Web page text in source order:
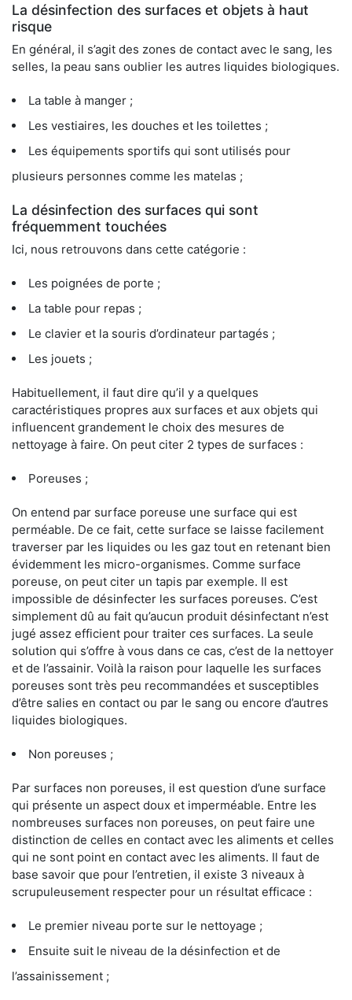
La désinfection des surfaces et objets à haut
risque
En général, il s’agit des zones de contact avec le sang, les
selles, la peau sans oublier les autres liquides biologiques.
La table à manger ;
Les vestiaires, les douches et les toilettes ;
Les équipements sportifs qui sont utilisés pour
plusieurs personnes comme les matelas ;
La désinfection des surfaces qui sont
fréquemment touchées
Ici, nous retrouvons dans cette catégorie :
Les poignées de porte ;
La table pour repas ;
Le clavier et la souris d’ordinateur partagés ;
Les jouets ;
Habituellement, il faut dire qu’il y a quelques
caractéristiques propres aux surfaces et aux objets qui
influencent grandement le choix des mesures de
nettoyage à faire. On peut citer 2 types de surfaces :
Poreuses ;
On entend par surface poreuse une surface qui est
perméable. De ce fait, cette surface se laisse facilement
traverser par les liquides ou les gaz tout en retenant bien
évidemment les micro-organismes. Comme surface
poreuse, on peut citer un tapis par exemple. Il est
impossible de désinfecter les surfaces poreuses. C’est
simplement dû au fait qu’aucun produit désinfectant n’est
jugé assez efficient pour traiter ces surfaces. La seule
solution qui s’offre à vous dans ce cas, c’est de la nettoyer
et de l’assainir. Voilà la raison pour laquelle les surfaces
poreuses sont très peu recommandées et susceptibles
d’être salies en contact ou par le sang ou encore d’autres
liquides biologiques.
Non poreuses ;
Par surfaces non poreuses, il est question d’une surface
qui présente un aspect doux et imperméable. Entre les
nombreuses surfaces non poreuses, on peut faire une
distinction de celles en contact avec les aliments et celles
qui ne sont point en contact avec les aliments. Il faut de
base savoir que pour l’entretien, il existe 3 niveaux à
scrupuleusement respecter pour un résultat efficace :
Le premier niveau porte sur le nettoyage ;
Ensuite suit le niveau de la désinfection et de
l’assainissement ;